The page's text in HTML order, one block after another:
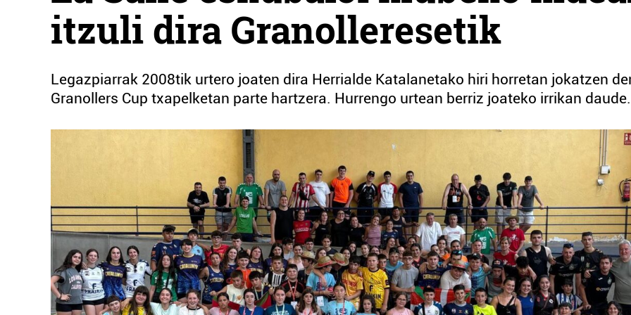
itzuli dira Granolleresetik
Legazpiarrak 2008tik urtero joaten dira Herrialde Katalanetako hiri horretan jokatzen
Granollers Cup txapelketan parte hartzera. Hurrengo urtean berriz joateko irrikan daude.